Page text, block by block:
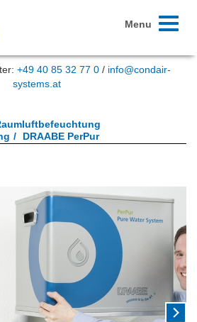
Toggle
Menu
+49 40 85 32 77 0/ info@condair-
systems.at
DRAABE PerPur
Next